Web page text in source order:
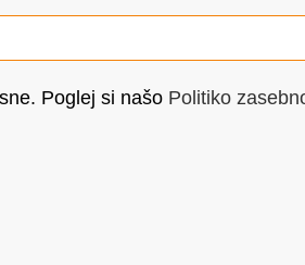
Poglej si našo Politiko